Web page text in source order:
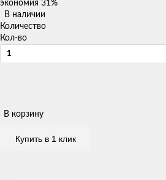
экономия 31%
В наличии
Количество
Кол-во
В корзину
Купить в 1 клик